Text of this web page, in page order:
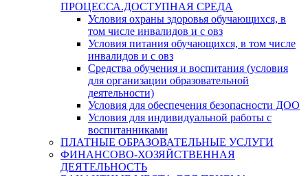
ПРОЦЕССА.ДОСТУПНАЯ СРЕДА
Условия охраны здоровья обучающихся, в
том числе инвалидов и с овз
Условия питания обучающихся, в том числе
инвалидов и с овз
Средства обучения и воспитания (условия
для организации образовательной
деятельности)
Условия для обеспечения безопасности ДОО
Условия для индивидуальной работы с
воспитанниками
ПЛАТНЫЕ ОБРАЗОВАТЕЛЬНЫЕ УСЛУГИ
ФИНАНСОВО-ХОЗЯЙСТВЕННАЯ
ДЕЯТЕЛЬНОСТЬ